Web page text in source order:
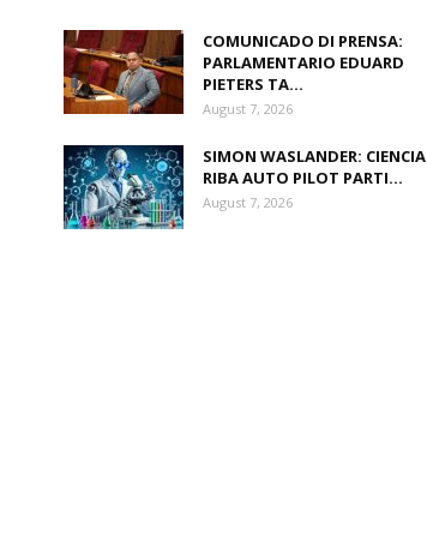
COMUNICADO DI PRENSA:
PARLAMENTARIO EDUARD
PIETERS TA...
August 7, 2026
SIMON WASLANDER: CIENCIA
RIBA AUTO PILOT PARTI...
August 7, 2026